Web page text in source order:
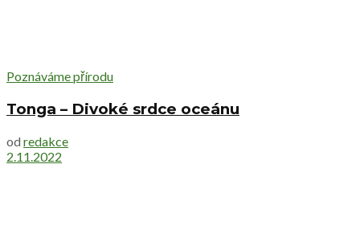
Poznáváme přírodu
Tonga – Divoké srdce oceánu
od redakce
2.11.2022